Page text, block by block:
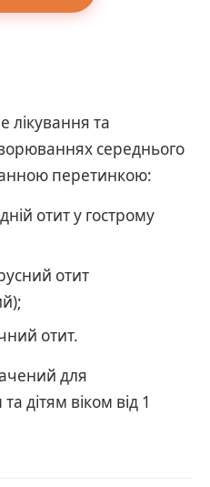
лікування та
середнього
перетинкою:
отит у гострому
отит
отит.
для
дітям віком від 1